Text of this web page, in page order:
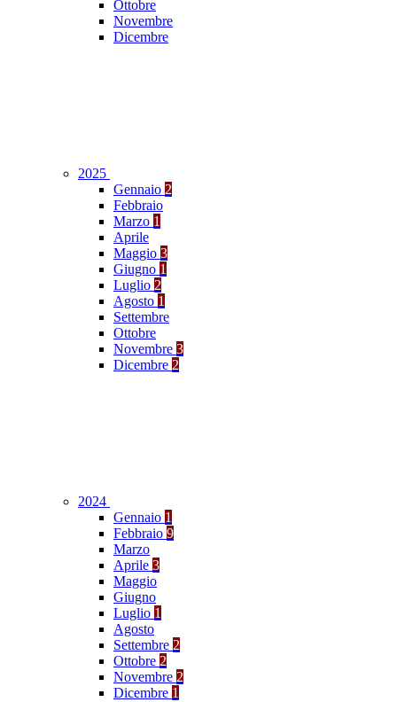
Ottobre
Novembre
Dicembre
2025
Gennaio 2
Febbraio
Marzo 1
Aprile
Maggio 3
Giugno 1
Luglio 2
Agosto 1
Settembre
Ottobre
Novembre 3
Dicembre 2
2024
Gennaio 1
Febbraio 9
Marzo
Aprile 3
Maggio
Giugno
Luglio 1
Agosto
Settembre 2
Ottobre 2
Novembre 2
Dicembre 1